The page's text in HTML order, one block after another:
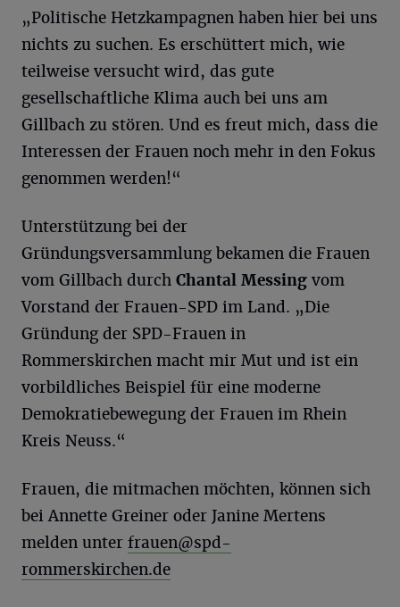
„Politische Hetzkampagnen haben hier bei uns
nichts zu suchen. Es erschüttert mich, wie
teilweise versucht wird, das gute
gesellschaftliche Klima auch bei uns am
Gillbach zu stören. Und es freut mich, dass die
Interessen der Frauen noch mehr in den Fokus
genommen werden!“
Unterstützung bei der
Gründungsversammlung bekamen die Frauen
vom Gillbach durch Chantal Messing vom
Vorstand der Frauen-SPD im Land. „Die
Gründung der SPD-Frauen in
Rommerskirchen macht mir Mut und ist ein
vorbildliches Beispiel für eine moderne
Demokratiebewegung der Frauen im Rhein
Kreis Neuss.“
Frauen, die mitmachen möchten, können sich
bei Annette Greiner oder Janine Mertens
melden unter frauen@spd-
rommerskirchen.de